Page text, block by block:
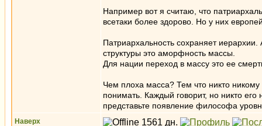
Например вот я считаю, что
всетаки более здорово. Но у них
Патриархальность сохраняет
структуры это аморфность массы.
Для нации переход в массу это ее
Чем плоха масса? Тем что никто никому
понимать. Каждый говорит, но никто
представьте появление философа
Наверх